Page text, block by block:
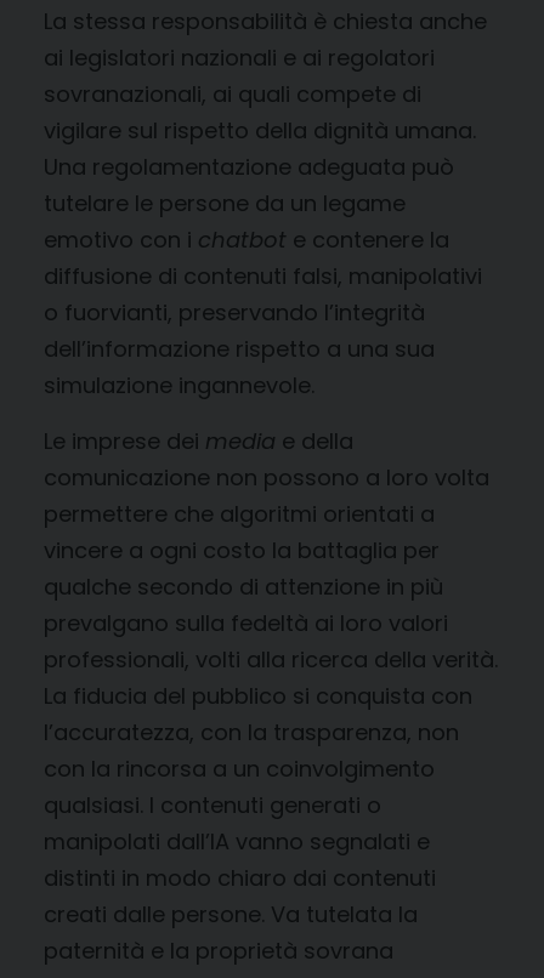
La stessa responsabilità è chiesta anche
ai legislatori nazionali e ai regolatori
sovranazionali, ai quali compete di
vigilare sul rispetto della dignità umana.
Una regolamentazione adeguata può
tutelare le persone da un legame
emotivo con i chatbot e contenere la
diffusione di contenuti falsi, manipolativi
o fuorvianti, preservando l’integrità
dell’informazione rispetto a una sua
simulazione ingannevole.
Le imprese dei media e della
comunicazione non possono a loro volta
permettere che algoritmi orientati a
vincere a ogni costo la battaglia per
qualche secondo di attenzione in più
prevalgano sulla fedeltà ai loro valori
professionali, volti alla ricerca della verità.
La fiducia del pubblico si conquista con
l’accuratezza, con la trasparenza, non
con la rincorsa a un coinvolgimento
qualsiasi. I contenuti generati o
manipolati dall’IA vanno segnalati e
distinti in modo chiaro dai contenuti
creati dalle persone. Va tutelata la
paternità e la proprietà sovrana